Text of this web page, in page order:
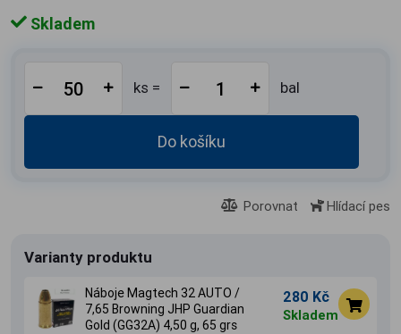
Skladem
ks = bal
Do košíku
Porovnat Hlídací pes
Varianty produktu
Náboje Magtech 32 AUTO /
7,65 Browning JHP Guardian
Gold (GG32A) 4,50 g, 65 grs
280 Kč
Skladem